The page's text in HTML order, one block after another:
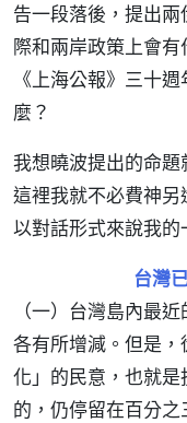
告一段落後，提出
際和兩岸政策上會
《上海公報》三十
麼？
我想曉波提出的命題
這裡我就不必費神
以對話形式來說我的
台灣
（一）台灣島內最
各有所增減。但是
化」的民意，也就是
的，仍停留在百分